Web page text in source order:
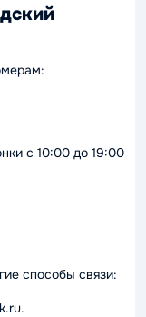
с 10:00 до 19:00
способы связи: